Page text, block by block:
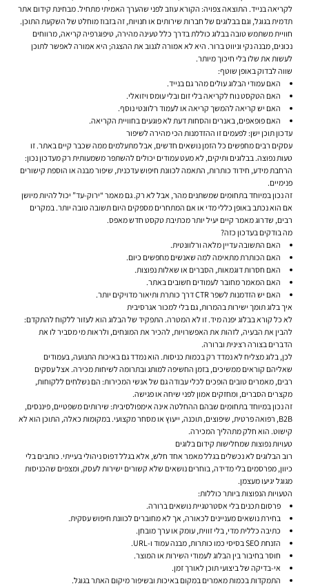
לקריאה בנייד. התוצאה צפויה: הקורא עוזב לפני שהערך האמיתי מתחיל. מבחינת קידום אתר
תדמית בגוגל, וגם בבלוגים של חברות שירותים או חנויות, זה בזבוז מוחלט של השקעת התוכן.
חוויית משתמש טובה בבלוג כוללת בדרך כלל טעינה מהירה, טיפוגרפיה קריאה, מרווחים
נכונים, מבנה נקי וניווט ברור. היא לא אמורה לגנוב את ההצגה; היא אמורה לאפשר לתוכן
לעשות את שלו בלי חיכוך מיותר.
שווה לבדוק באופן שוטף:
האם עמודי הבלוג עולים מהר גם בנייד.
האם הטקסט נוח לקריאה בלי זום ובלי עומס ויזואלי.
האם יש קריאה להמשך קריאה או לעמוד רלוונטי נוסף.
האם פופאפים, באנרים והסחות דעת לא פוגעים בחוויית הקריאה.
עדכון תוכן ישן: לפעמים זו ההזדמנות הכי מהירה לשיפור
עסקים רבים מחפשים כל הזמן נושאים חדשים, אבל מתעלמים ממה שכבר קיים באתר. זו
טעות נפוצה. בבלוגים ותיקים, לא מעט עמודים יכולים להשתפר משמעותית רק מעדכון נכון:
הרחבת מידע, חידוד כותרות, התאמה לכוונת חיפוש עדכנית, שיפור מבנה או הוספת קישורים
פנימיים.
זה נכון במיוחד בתחומים שמשתנים מהר, אבל לא רק. גם מאמר “ירוק-עד” יכול להיות מיושן
אם הוא נכתב באופן כללי מדי או אם המתחרים מספקים היום תשובה טובה יותר. במקרים
רבים, שדרוג מאמר קיים יעיל יותר מכתיבת טקסט חדש מאפס.
מה בודקים בעדכון כזה?
האם התשובה עדיין מלאה ורלוונטית.
האם הכותרת מתאימה למה שאנשים מחפשים כיום.
האם חסרות דוגמאות, הסברים או שאלות נפוצות.
האם המאמר מחובר לעמודים חשובים באתר.
האם יש הזדמנות לשפר CTR דרך כותרת ותיאור מדויקים יותר.
איך בלוג תומך ישירות בהמרות, גם בלי למכור אגרסיבית
לא כל קורא בבלוג יפנה מיד. זו לא המטרה. התפקיד של הבלוג הוא לעזור ללקוח להתקדם:
להבין את הבעיה, לזהות את האפשרויות, להכיר את המונחים, ולראות מי מסביר לו את
הדברים בצורה רצינית וברורה.
לכן, בלוג מצליח לא נמדד רק בכמות כניסות. הוא נמדד גם באיכות התנועה, בעמודים
שאליהם קוראים ממשיכים, בזמן החשיפה למותג ובתרומה לשיחות מכירה. אצל עסקים
רבים, מאמרים טובים הופכים לכלי עבודה גם של אנשי המכירות: הם נשלחים ללקוחות,
מקצרים הסברים, ומחזקים אמון לפני שיחה או פגישה.
זה נכון במיוחד בתחומים שבהם ההחלטה אינה אימפולסיבית: שירותים משפטיים, פיננסים,
B2B, רפואה פרטית, שיפוצים, תוכנה, ייעוץ או מסחר מקצועי. במקומות כאלה, התוכן הוא לא
קישוט. הוא חלק מתהליך המכירה.
טעויות נפוצות שמחלישות קידום בלוגים
רוב הבלוגים לא נכשלים בגלל מאמר אחד חלש, אלא בגלל דפוס ניהולי בעייתי. כותבים בלי
כיוון, מפרסמים בלי מדידה, בוחרים נושאים שלא קשורים ישירות לעסק, ומצפים שהכניסות
מגוגל יגיעו מעצמן.
הטעויות הנפוצות ביותר כוללות:
פרסום תכנים בלי אסטרטגיית נושאים ברורה.
בחירת נושאים מעניינים לכאורה, אך לא מחוברים לכוונת חיפוש עסקית.
כתיבה כללית מדי, בלי זווית, עומק או ערך מובחן.
הזנחת SEO בסיסי כמו כותרות, מבנה עמוד ו-URL.
חוסר בחיבור בין הבלוג לעמודי השירות או המוצר.
אי-בדיקה של ביצועי תוכן לאורך זמן.
התמקדות בכמות מאמרים במקום באיכות ובשיפור מיקום האתר בגוגל.